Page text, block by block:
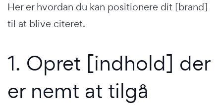
Her er hvordan du kan positionere dit [brand]
til at blive citeret.
1. Opret [indhold] der
er nemt at tilgå